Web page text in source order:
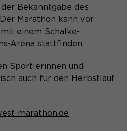
Wert (sog.
zum entsprechenden
des Nutzers.
Inc.
die automatische
der Website.
Bekanntgabe des
Marathon kann vor
einem Schalke-
Arena stattfinden.
Sportlerinnen und
auch für den Herbstlauf
marathon.de